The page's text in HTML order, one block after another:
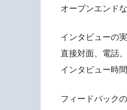
オープンエンド
インタビューの
直接対面、電話
インタビュー時
フィードバック